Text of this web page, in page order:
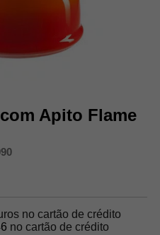
Apito Flame
no cartão de crédito
no cartão de crédito